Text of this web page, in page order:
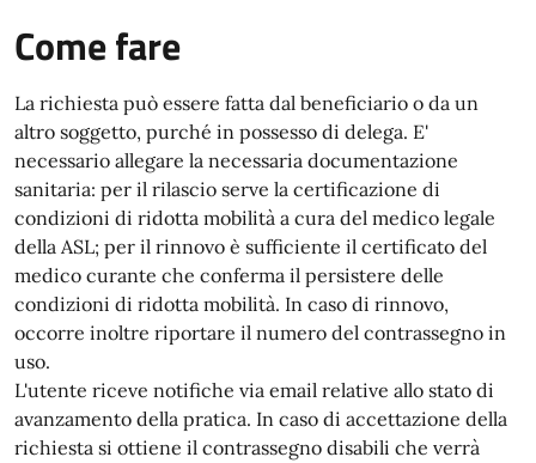
Come fare
La richiesta può essere fatta dal beneficiario o da un
altro soggetto, purché in possesso di delega. E'
necessario allegare la necessaria documentazione
sanitaria: per il rilascio serve la certificazione di
condizioni di ridotta mobilità a cura del medico legale
della ASL; per il rinnovo è sufficiente il certificato del
medico curante che conferma il persistere delle
condizioni di ridotta mobilità. In caso di rinnovo,
occorre inoltre riportare il numero del contrassegno in
uso.
L'utente riceve notifiche via email relative allo stato di
avanzamento della pratica. In caso di accettazione della
richiesta si ottiene il contrassegno disabili che verrà